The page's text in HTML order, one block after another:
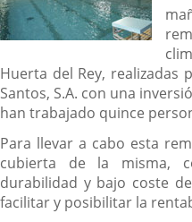
Huerta del Rey, realizadas
Santos, S.A. con una
han trabajado quince
Para llevar a cabo esta
cubierta de la misma,
durabilidad y bajo coste
facilitar y posibilitar la